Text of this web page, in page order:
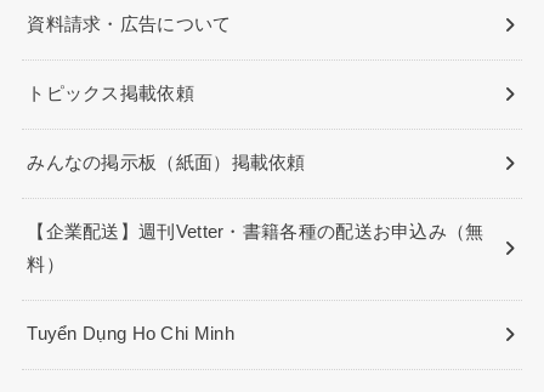
資料請求・広告について
トピックス掲載依頼
みんなの掲示板（紙面）掲載依頼
【企業配送】週刊Vetter・書籍各種の配送お申込み（無
料）
Tuyển Dụng Ho Chi Minh